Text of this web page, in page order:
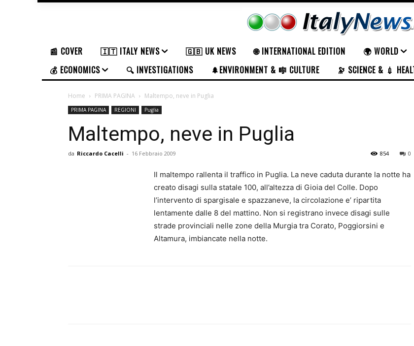
📰 COVER 🇮🇹 ITALY NEWS 🇬🇧 UK NEWS 🌐 INTERNATIONAL EDITION 🌍 WORLD
💰 ECONOMICS
🔍 INVESTIGATIONS 🌲ENVIRONMENT & 🎼 CULTURE 🔭 SCIENCE & 💉
Home PRIMA PAGINA Maltempo, neve in Puglia
PRIMA PAGINA REGIONI Puglia
Maltempo, neve in Puglia
da Riccardo Cacelli - 16 Febbraio 2009 0
854
Il maltempo rallenta il traffico in Puglia. La neve caduta durante la notte ha
creato disagi sulla statale 100, all’altezza di Gioia del Colle. Dopo
l’intervento di spargisale e spazzaneve, la circolazione e’ ripartita
lentamente dalle 8 del mattino. Non si registrano invece disagi sulle
strade provinciali nelle zone della Murgia tra Corato, Poggiorsini e
Altamura, imbiancate nella notte.